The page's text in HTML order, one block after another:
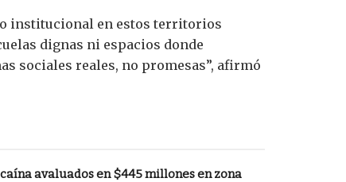
institucional en estos territorios
dignas ni espacios donde
sociales reales, no promesas”, afirmó
avaluados en $445 millones en zona